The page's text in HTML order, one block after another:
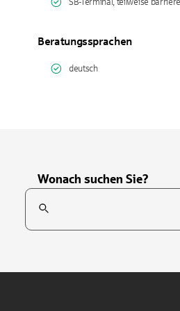
SB-Terminal, teilweise
Beratungssprachen
deutsch
Wonach suchen Sie?
Suchfeld